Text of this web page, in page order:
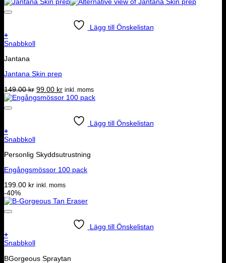
Lägg till Önskelistan
+
Snabbkoll
Jantana
Jantana Skin prep
149.00kr Det
ursprungliga
99.00 krDet
nuvarande
99.00 kr.
inkl. moms
Lägg till Önskelistan
+
Snabbkoll
Personlig Skyddsutrustning
Engångsmössor 100 pack
199.00 kr inkl. moms
-40%
Lägg till Önskelistan
+
Snabbkoll
BGorgeous Spraytan